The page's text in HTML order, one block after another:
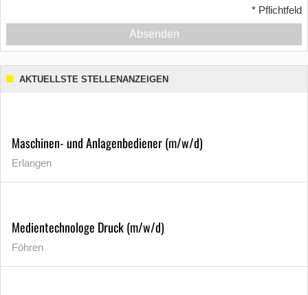
* Pflichtfeld
Absenden
AKTUELLSTE STELLENANZEIGEN
Maschinen- und Anlagenbediener (m/w/d)
Erlangen
Medientechnologe Druck (m/w/d)
Föhren